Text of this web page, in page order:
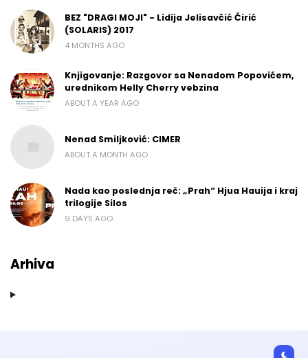
BEZ "DRAGI MOJI" - Lidija Jelisavčić Ćirić
(SOLARIS) 2017
4 MONTHS AGO
Knjigovanje: Razgovor sa Nenadom Popovićem,
urednikom Helly Cherry vebzina
ABOUT A YEAR AGO
Nenad Smiljković: CIMER
ABOUT A MONTH AGO
Nada kao poslednja reč: „Prah“ Hjua Hauija i kraj
trilogije Silos
9 DAYS AGO
Arhiva